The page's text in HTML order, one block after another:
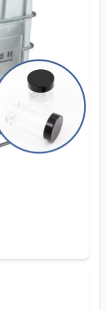
поддержку.
по
то
его
пакет
на сырьё.
Материалы
30 стран,
цепях. Для
того,